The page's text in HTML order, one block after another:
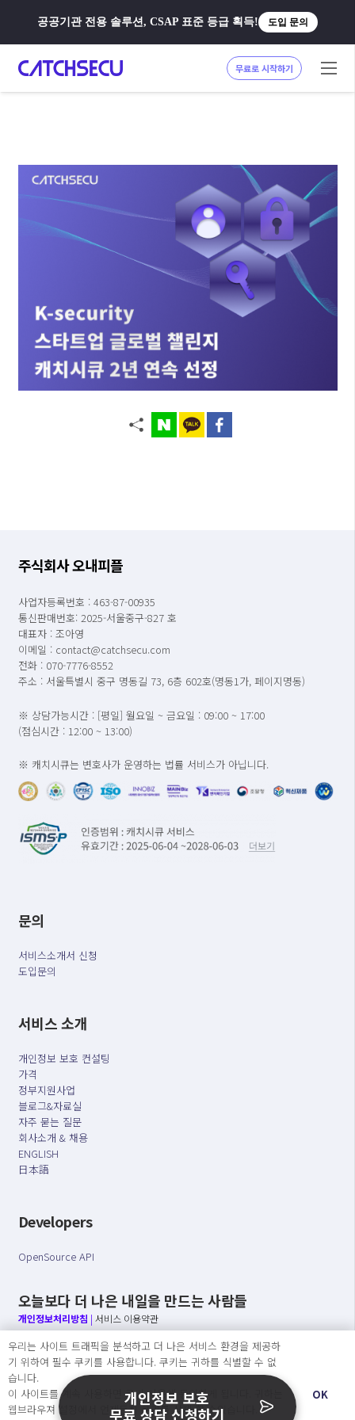
공공기관 전용 솔루션, CSAP 표준 등급 획득! 도입 문의
무료로 시작하기
주식회사 오내피플
사업자등록번호 : 463-87-00935
통신판매번호: 2025-서울중구-827 호
대표자 : 조아영
이메일 : contact@catchsecu.com
전화 : 070-7776-8552
주소 : 서울특별시 중구 명동길 73, 6층 602호(명동1가, 페이지명동)
※ 상담가능시간 : [평일] 월요일 ~ 금요일 : 09:00 ~ 17:00
(점심시간 : 12:00 ~ 13:00)
※ 캐치시큐는 변호사가 운영하는 법률 서비스가 아닙니다.
문의
서비스소개서 신청
도입문의
서비스 소개
개인정보 보호 컨설팅
가격
정부지원사업
블로그&자료실
자주 묻는 질문
회사소개 & 채용
ENGLISH
日本語
Developers
OpenSource API
오늘보다 더 나은 내일을 만드는 사람들
개인정보처리방침 | 서비스 이용약관
○ 개인정보보호 컴플라이언스를 선도하겠습니다.
○ 정보주체의 권리를 보장하겠습니다.
○ 기업의 개인정보보호를 위한 효율적 관리를 보장하겠습니다.
우리는 사이트 트래픽을 분석하고 더 나은 서비스 환경을 제공하
기 위하여 필수 쿠키를 사용합니다. 쿠키는 귀하를 식별할 수 없
습니다.
이 사이트를 계속 사용하면 쿠키 사용에 동의하게 됩니다. 귀하는
웹브라우져 설정에서 언제든지 쿠키를 삭제 할 수있습니다.
OK
개인정보 보호
무료 상담 신청하기